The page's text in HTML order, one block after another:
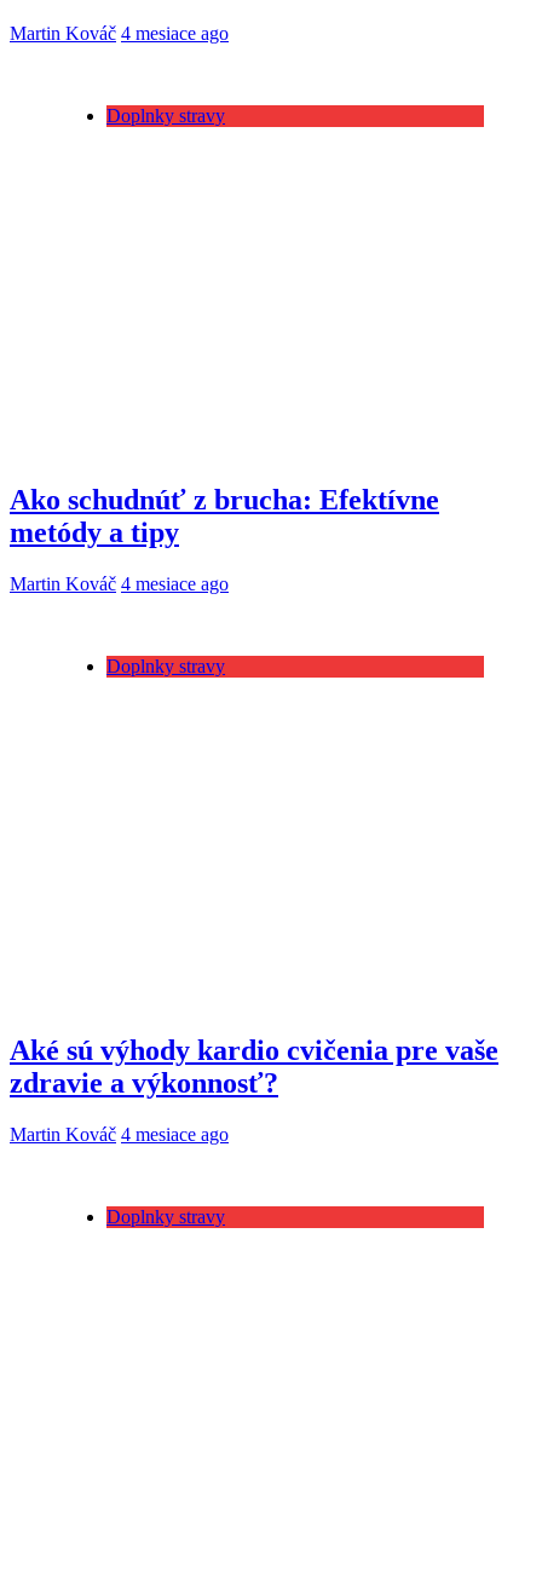
Martin Kováč 4 mesiace ago
Doplnky stravy
Ako schudnúť z brucha: Efektívne
metódy a tipy
Martin Kováč 4 mesiace ago
Doplnky stravy
Aké sú výhody kardio cvičenia pre vaše
zdravie a výkonnosť?
Martin Kováč 4 mesiace ago
Doplnky stravy